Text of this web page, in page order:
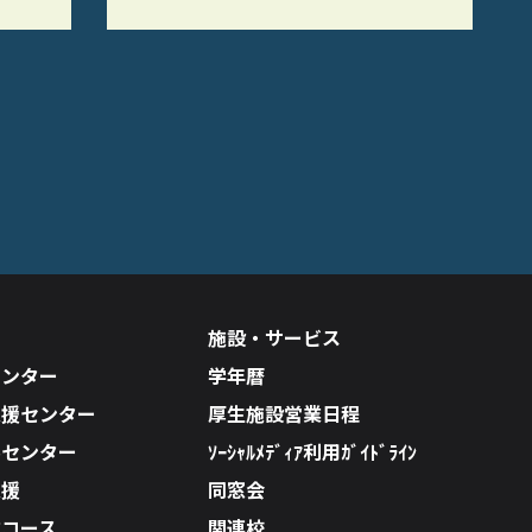
ター
センター
ンター
施設・サービス
学年暦
厚生施設営業日程
ｿｰｼｬﾙﾒﾃﾞｨｱ利用ｶﾞｲﾄﾞﾗｲﾝ
同窓会